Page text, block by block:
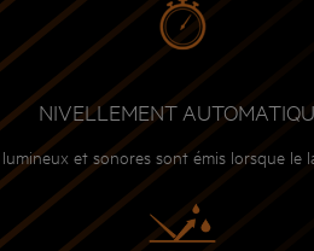
NIVELLEMENT
et sonores sont émis lorsque le